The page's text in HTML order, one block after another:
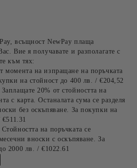
всъщност NewPay плаща
Вие я получавате и разполагате с
към тях:
момента на изпращане на поръчката
на стойност до 400 лв. / €204,52
20% от стойността на
с карта. Останалата сума се разделя
без оскъпяване. За покупки на
на поръчката се
вноски с оскъпяване. За
2000 лв. / €1022.61